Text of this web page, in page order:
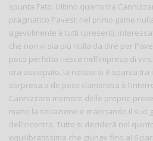
spunta Fato. Ultimo quarto tra
pragmatico Pavesi; nel primo game
agevolmente e tutti i presenti,
che non vi sia più nulla da dire per
poco perfetto riesce nell’impresa di
ora assiepato, la notizia si è sparsa tra
sorpresa a dir poco clamorosa è
Cannizzaro memore delle proprie
mano la situazione e macinando il suo
dell’incontro. Tutto si deciderà nel
equilibratissima che giunge fino al 6